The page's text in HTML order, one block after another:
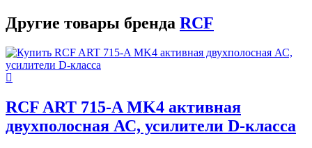
Другие товары бренда RCF
RCF ART 715-A MK4 активная
двухполосная АС, усилители D-класса